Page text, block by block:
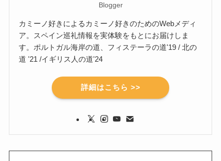
Blogger
カミーノ好きによるカミーノ好きのためのWebメディ
ア。スペイン巡礼情報を実体験をもとにお届けしま
す。ポルトガル海岸の道、フィステーラの道'19 / 北の
道 '21 /イギリス人の道'24
詳細はこちら >>